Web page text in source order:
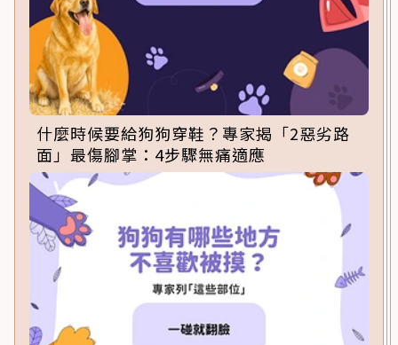
什麼時候要給狗狗穿鞋？專家揭「2惡劣路
面」最傷腳掌：4步驟無痛適應